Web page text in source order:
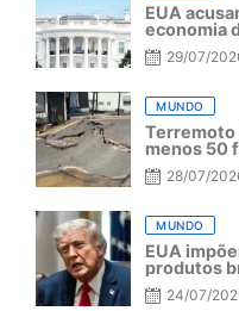
EUA
economia
por mais
29/07/
MUNDO
Terremoto
menos 50
Japão
28/07/
MUNDO
EUA
produtos
24/07/